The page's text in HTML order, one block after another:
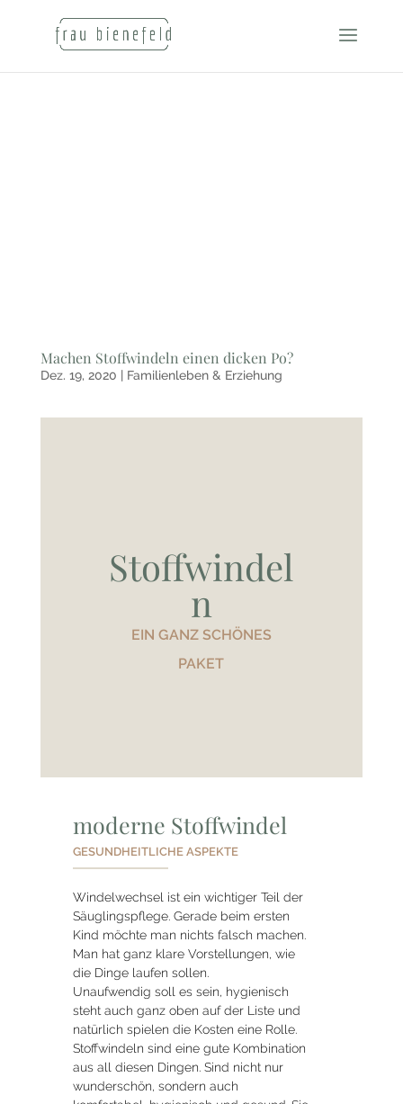
Machen Stoffwindeln einen dicken Po?
Dez. 19, 2020 Familienleben & Erziehung
Stoffwindel
n
EIN GANZ SCHÖNES
PAKET
moderne Stoffwindel
GESUNDHEITLICHE ASPEKTE
Windelwechsel ist ein wichtiger Teil der
Säuglingspflege. Gerade beim ersten
Kind möchte man nichts falsch machen.
Man hat ganz klare Vorstellungen, wie
die Dinge laufen sollen.
Unaufwendig soll es sein, hygienisch
steht auch ganz oben auf der Liste und
natürlich spielen die Kosten eine Rolle.
Stoffwindeln sind eine gute Kombination
aus all diesen Dingen. Sind nicht nur
wunderschön, sondern auch